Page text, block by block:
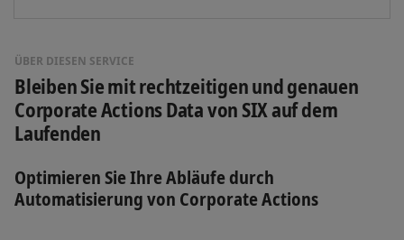
ÜBER DIESEN SERVICE
Bleiben Sie mit rechtzeitigen und genauen
Corporate Actions Data von SIX auf dem
Laufenden
Optimieren Sie Ihre Abläufe durch
Automatisierung von Corporate Actions